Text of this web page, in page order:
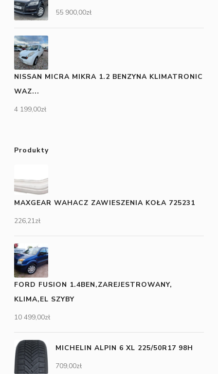
55 900,00zł
NISSAN MICRA MIKRA 1.2 BENZYNA KLIMATRONIC
WAZ...
4 199,00zł
Produkty
MAXGEAR WAHACZ ZAWIESZENIA KOŁA 725231
226,21zł
FORD FUSION 1.4BEN,ZAREJESTROWANY,
KLIMA,EL SZYBY
10 499,00zł
MICHELIN ALPIN 6 XL 225/50R17 98H
709,00zł